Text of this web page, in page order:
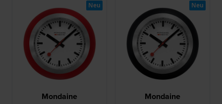
Mondaine
Neu
Mondaine
Neu